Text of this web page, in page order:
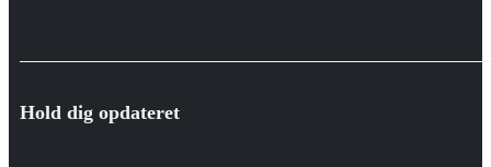
Hold dig opdateret